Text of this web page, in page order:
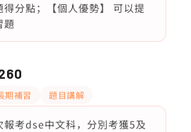
分點；【個人優勢】 可以提
題
期補習 題目講解
報考dse中文科，分別考獲5及